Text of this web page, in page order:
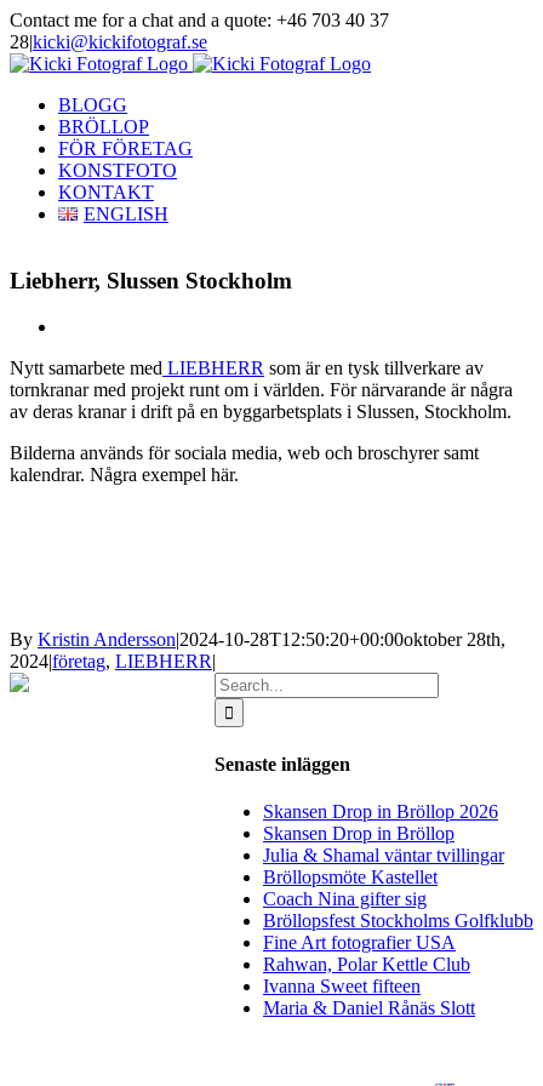
Skip
to
content
Contact me for a chat and a quote: +46 703 40 37
28|kicki@kickifotograf.se
Instagram
Facebook
BLOGG
BRÖLLOP
FÖR FÖRETAG
KONSTFOTO
KONTAKT
ENGLISH
Liebherr, Slussen Stockholm
Image
Nytt samarbete med LIEBHERR som är en tysk tillverkare av
tornkranar med projekt runt om i världen. För närvarande är några
av deras kranar i drift på en byggarbetsplats i Slussen, Stockholm.
Bilderna används för sociala media, web och broschyrer samt
kalendrar. Några exempel här.
By Kristin Andersson|2024-10-28T12:50:20+00:00oktober 28th,
2024|företag, LIEBHERR|
Search
for:
Senaste inläggen
Skansen Drop in Bröllop 2026
Skansen Drop in Bröllop
Julia & Shamal väntar tvillingar
Bröllopsmöte Kastellet
Coach Nina gifter sig
Bröllopsfest Stockholms Golfklubb
Fine Art fotografier USA
Rahwan, Polar Kettle Club
Ivanna Sweet fifteen
Maria & Daniel Rånäs Slott